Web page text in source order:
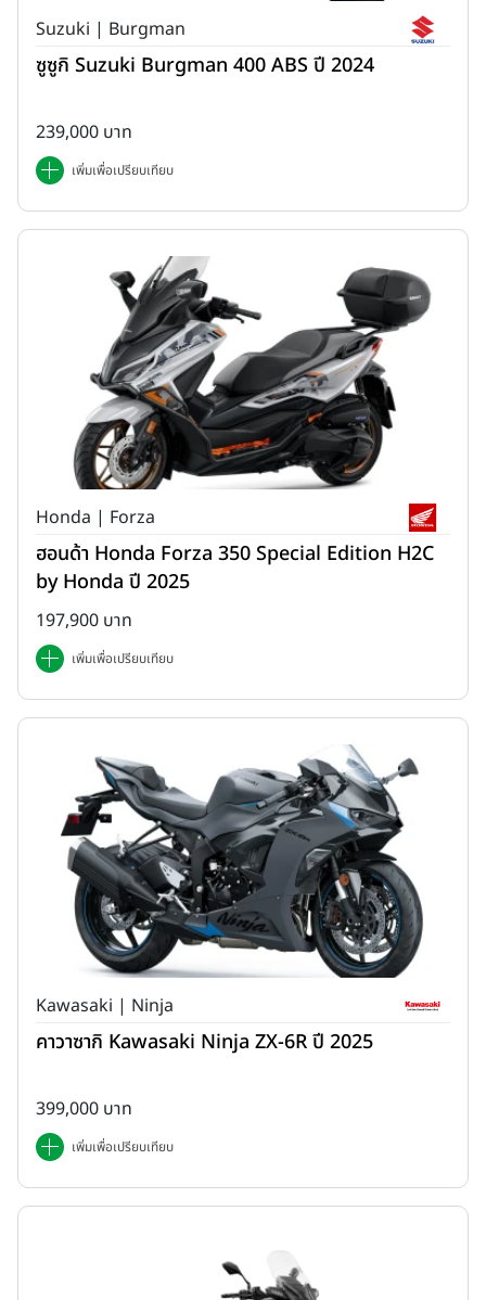
Suzuki | Burgman
ซูซูกิ Suzuki Burgman 400 ABS ปี 2024
239,000 บาท
เพิ่มเพื่อเปรียบเทียบ
Honda | Forza
ฮอนด้า Honda Forza 350 Special Edition H2C
by Honda ปี 2025
197,900 บาท
เพิ่มเพื่อเปรียบเทียบ
Kawasaki | Ninja
คาวาซากิ Kawasaki Ninja ZX-6R ปี 2025
399,000 บาท
เพิ่มเพื่อเปรียบเทียบ